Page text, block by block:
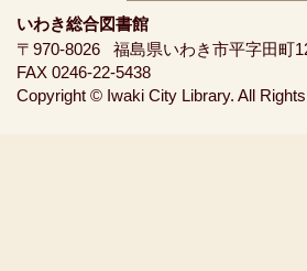
いわき総合図書館
〒970-8026
福島県いわき市平字田町
FAX 0246-22-5438
Copyright © Iwaki City Library. All